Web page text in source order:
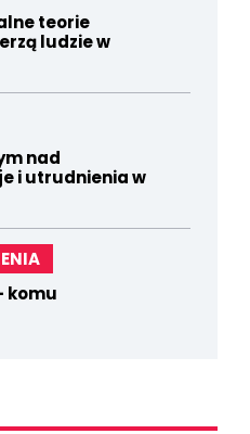
teorie
ludzie w
nad
i utrudnienia w
komu